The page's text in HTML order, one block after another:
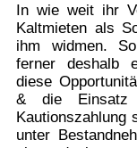
In wie weit ihr
Kaltmieten als
ihm widmen.
ferner deshalb
diese
& die Einsatz
Kautionszahlung
unter